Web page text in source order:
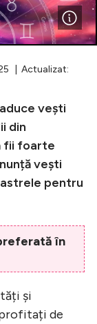
| Actualizat:
vești
din
fii foarte
vești
pentru
în
și
de